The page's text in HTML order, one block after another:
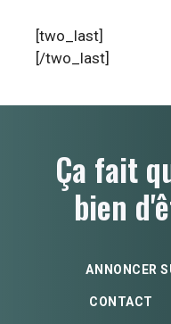
[two_last]
[/two_last]
Ça fait
bien
ANNONCER
CONTACT